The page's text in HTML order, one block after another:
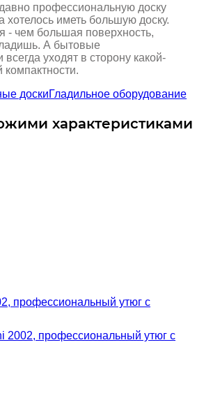
профессиональную доску
хотелось иметь большую доску.
- чем большая поверхность,
А бытовые
всегда уходят в сторону какой-
доскиГладильное оборудование
характеристиками
профессиональный утюг с